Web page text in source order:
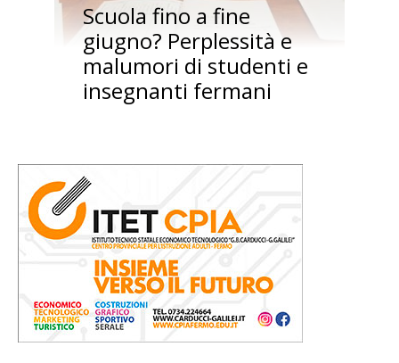
Scuola fino a fine
giugno? Perplessità e
malumori di studenti e
insegnanti fermani